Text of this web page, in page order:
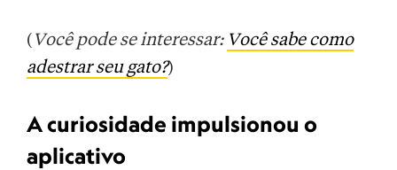
( Você pode se interessar: Você sabe como
adestrar seu gato?)
A curiosidade impulsionou o
aplicativo